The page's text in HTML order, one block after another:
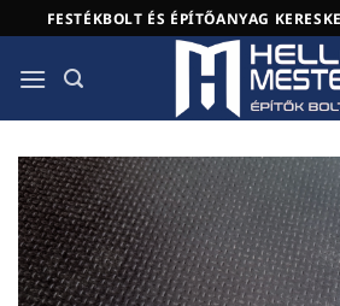
to
content
FESTÉKBOLT ÉS ÉPÍTŐANYAG